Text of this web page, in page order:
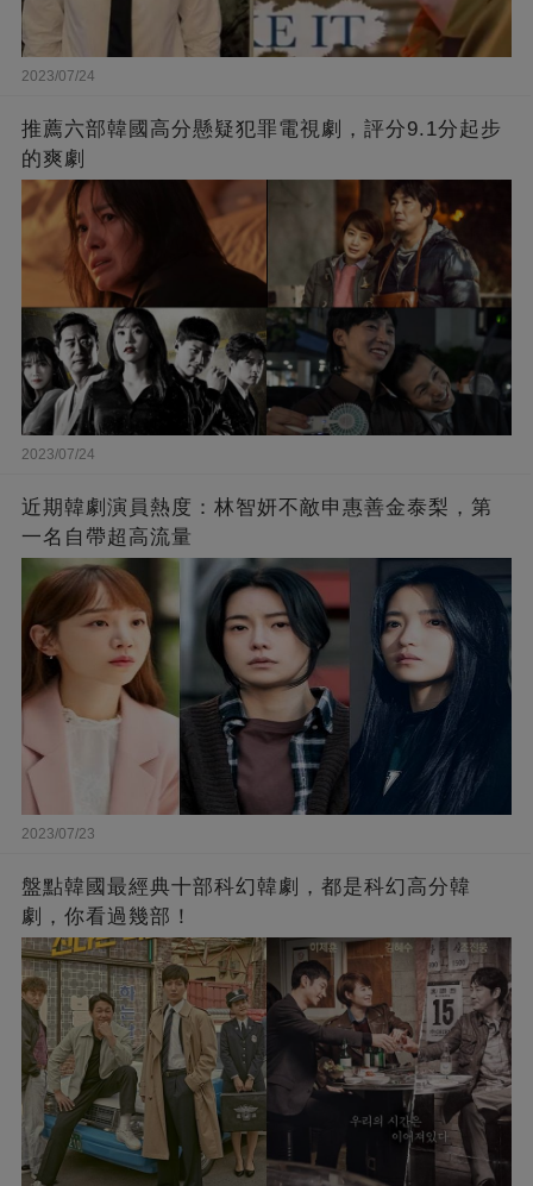
2023/07/24
推薦六部韓國高分懸疑犯罪電視劇，評分9.1分起步
的爽劇
2023/07/24
近期韓劇演員熱度：林智妍不敵申惠善金泰梨，第
一名自帶超高流量
2023/07/23
盤點韓國最經典十部科幻韓劇，都是科幻高分韓
劇，你看過幾部！